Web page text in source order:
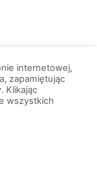
prawa zastrzeżone. |
internetowej,
zapamiętując
Klikając
wszystkich